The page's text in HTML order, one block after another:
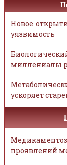
Новое
уязвимость
миллениалы
ускоряет
проявлений